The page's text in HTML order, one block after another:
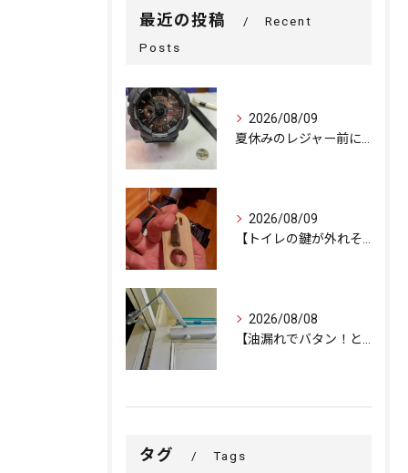
最近の投稿
Recent
Posts
2026/08/09
2026/08/09
2026/08/08
タグ Tags